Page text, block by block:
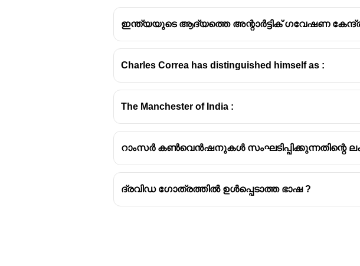
ഇന്ത്യയുടെ ആദ്യത്തെ അന്റാർട്ടിക് ഗവേഷണ
Charles Correa has distinguished himself as :
The Manchester of India :
റാംസർ കൺവെൻഷനുകൾ സംഘടിപ്പിക്കുന്നതിന്റെ
ദ്രവിഡ ഗോത്രത്തിൽ ഉൾപ്പെടാത്ത ഭാഷ ?